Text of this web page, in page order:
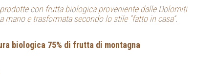
con frutta biologica proveniente dalle Dolomiti
mano e trasformata secondo lo stile “fatto in casa”.
biologica 75% di frutta di montagna